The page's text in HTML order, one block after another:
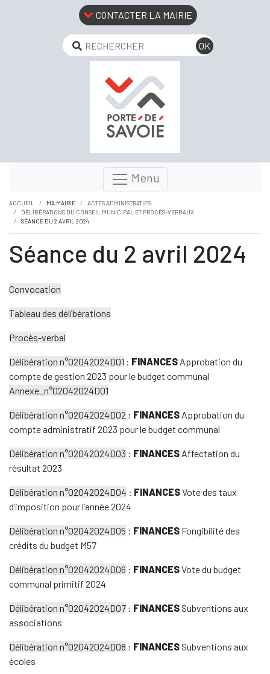
CONTACTER LA MAIRIE
Menu
ACCUEIL MA MAIRIE
ACTES ADMINISTRATIFS
DÉLIBÉRATIONS DU CONSEIL MUNICIPAL ET PROCÈS-VERBAUX
SÉANCE DU 2 AVRIL 2024
Séance du 2 avril 2024
Convocation
Tableau des délibérations
Procès-verbal
Délibération n°02042024D01 : FINANCES Approbation du
compte de gestion 2023 pour le budget communal
Annexe_n°02042024D01
Délibération n°02042024D02 : FINANCES Approbation du
compte administratif 2023 pour le budget communal
Délibération n°02042024D03 : FINANCES Affectation du
résultat 2023
Délibération n°02042024D04 : FINANCESVote des taux
d’imposition pour l’année 2024
Délibération n°02042024D05 : FINANCES Fongibilité des
crédits du budget M57
Délibération n°02042024D06 : FINANCESVote du budget
communal primitif 2024
Délibération n°02042024D07 : FINANCES Subventions aux
associations
Délibération n°02042024D08 : FINANCES Subventions aux
écoles